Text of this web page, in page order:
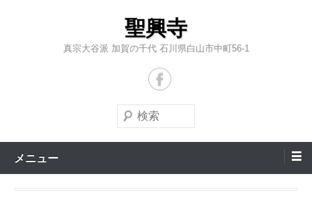
キ
聖興寺
真宗大谷派 加賀の千代 石川県白山市中町56-1
検
索
メニュー